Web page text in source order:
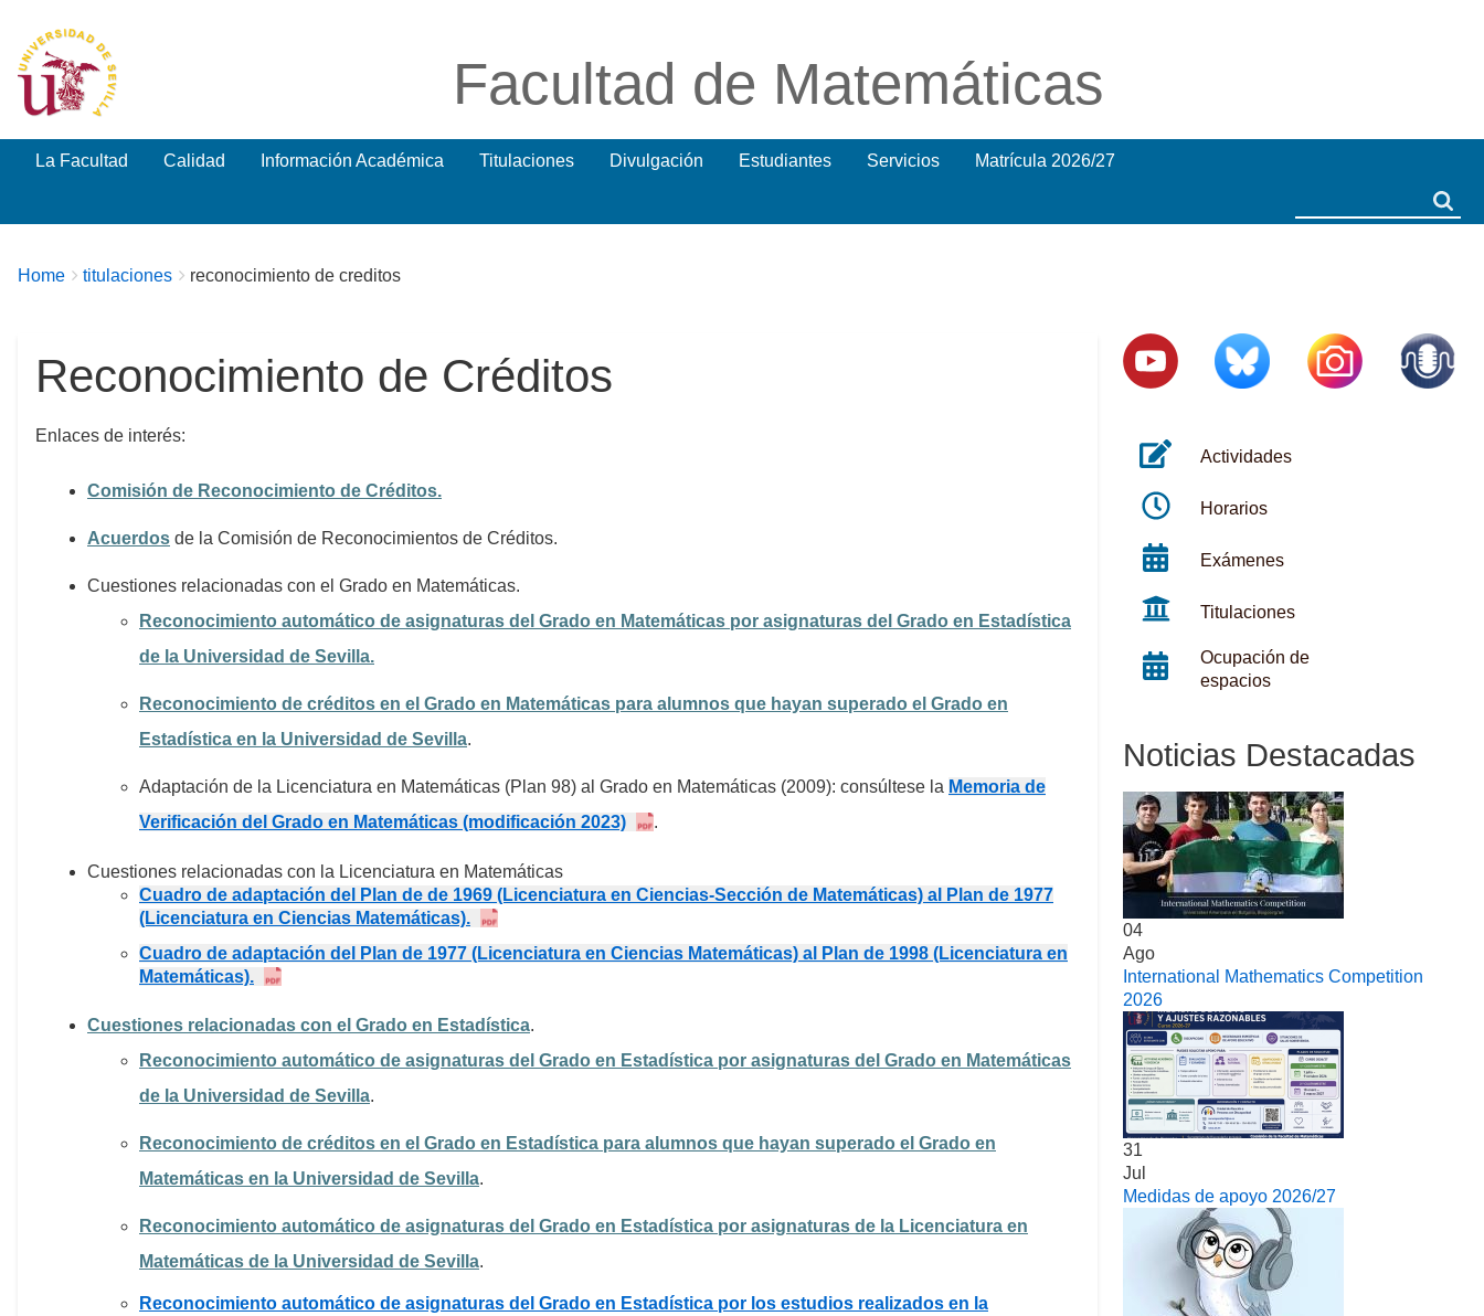
Facultad de Matemáticas
La Facultad Calidad Información Académica Titulaciones Divulgación Estudiantes Servicios Matrícula 2026/27
Breadcrumbs
You
Home titulaciones reconocimiento de creditos
Reconocimiento de Créditos
Enlaces de interés:
Comisión de Reconocimiento de Créditos.
Acuerdos de la Comisión de Reconocimientos de Créditos.
Cuestiones relacionadas con el Grado en Matemáticas.
Reconocimiento automático de asignaturas del Grado en Matemáticas por asignaturas del Grado en Estadística
de la Universidad de Sevilla.
Reconocimiento de créditos en el Grado en Matemáticas para alumnos que hayan superado el Grado en
Estadística en la Universidad de Sevilla.
Adaptación de la Licenciatura en Matemáticas (Plan 98) al Grado en Matemáticas (2009): consúltese la Memoria de
Verificación del Grado en Matemáticas (modificación 2023)
.
Cuestiones relacionadas con la Licenciatura en Matemáticas
Cuadro de adaptación del Plan de de 1969 (Licenciatura en Ciencias-Sección de Matemáticas) al Plan de 1977
(Licenciatura en Ciencias Matemáticas).
Cuadro de adaptación del Plan de 1977 (Licenciatura en Ciencias Matemáticas) al Plan de 1998 (Licenciatura en
Matemáticas).
Cuestiones relacionadas con el Grado en Estadística.
Reconocimiento automático de asignaturas del Grado en Estadística por asignaturas del Grado en Matemáticas
de la Universidad de Sevilla.
Reconocimiento de créditos en el Grado en Estadística para alumnos que hayan superado el Grado en
Matemáticas en la Universidad de Sevilla.
Reconocimiento automático de asignaturas del Grado en Estadística por asignaturas de la Licenciatura en
Matemáticas de la Universidad de Sevilla.
Reconocimiento automático de asignaturas del Grado en Estadística por los estudios realizados en la
Actividades
Horarios
Exámenes
Titulaciones
Ocupación de
espacios
Noticias Destacadas
04
Ago
International Mathematics Competition
2026
31
Jul
Medidas de apoyo 2026/27